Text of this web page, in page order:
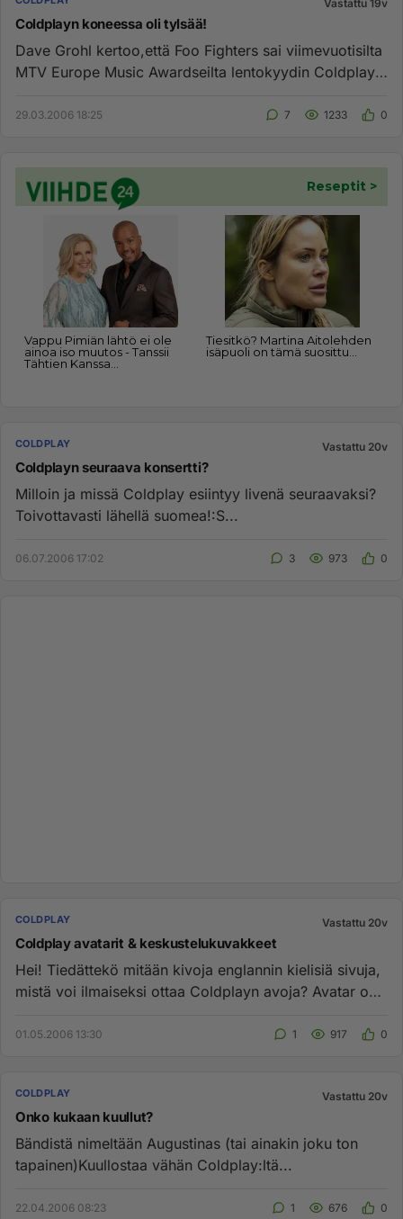
Vastattu 19v
Coldplayn koneessa oli tylsää!
Dave Grohl kertoo,että Foo Fighters sai viimevuotisilta
MTV Europe Music Awardseilta lentokyydin Coldplayn
29.03.2006 18:25 7 1233 0
COLDPLAY Vastattu 20v
Coldplayn seuraava konsertti?
Milloin ja missä Coldplay esiintyy livenä seuraavaksi?
Toivottavasti lähellä suomea!:S...
06.07.2006 17:02 3 973 0
COLDPLAY Vastattu 20v
Coldplay avatarit & keskustelukuvakkeet
Hei! Tiedättekö mitään kivoja englannin kielisiä sivuja,
mistä voi ilmaiseksi ottaa Coldplayn avoja? Avatar on
01.05.2006 13:30 1 917 0
COLDPLAY Vastattu 20v
Onko kukaan kuullut?
Bändistä nimeltään Augustinas (tai ainakin joku ton
tapainen)Kuullostaa vähän Coldplay:ltä...
22.04.2006 08:23 1 676 0